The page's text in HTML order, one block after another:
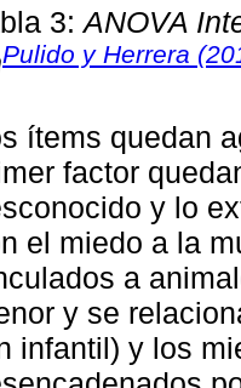
3:ANOVA
Pulido y Herrera
ítems quedan
factor
y lo
el miedo a la
a
y se
infantil) y los